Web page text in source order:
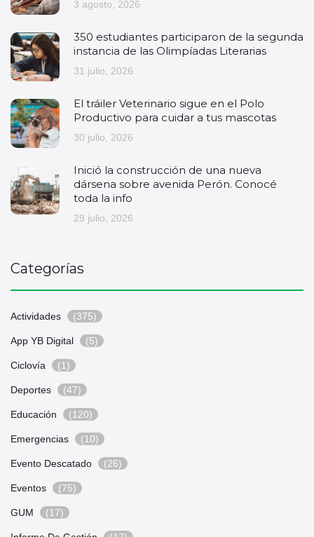
3 agosto, 2026
350 estudiantes participaron de la segunda
instancia de las Olimpíadas Literarias
31 julio, 2026
El tráiler Veterinario sigue en el Polo
Productivo para cuidar a tus mascotas
30 julio, 2026
Inició la construcción de una nueva
dársena sobre avenida Perón. Conocé
toda la info
29 julio, 2026
Categorías
Actividades (375)
App YB Digital (5)
Ciclovía (1)
Deportes (47)
Educación (120)
Emergencias (10)
Evento Descatado (26)
Eventos (75)
GUM (17)